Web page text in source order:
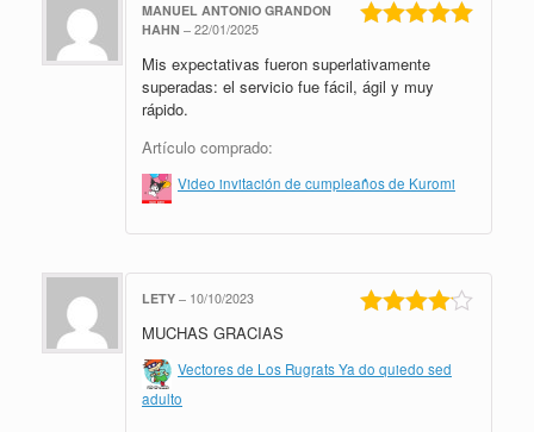
5de 5
MANUEL ANTONIO GRANDON
HAHN – 22/01/2025
Mis expectativas fueron superlativamente
superadas: el servicio fue fácil, ágil y muy
rápido.
Artículo comprado:
Video invitación de cumpleaños de Kuromi
LETY – 10/10/2023
MUCHAS GRACIAS
Vectores de Los Rugrats Ya do quiedo sed
adulto